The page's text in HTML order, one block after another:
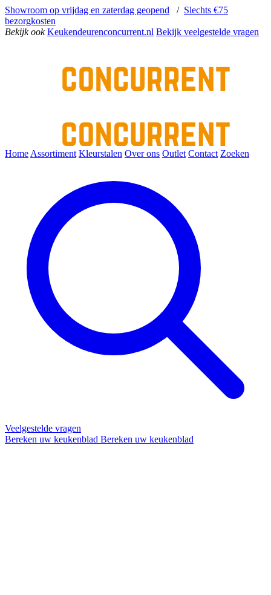
Showroom op vrijdag en zaterdag geopend / Slechts €75
bezorgkosten
Bekijk ook Keukendeurenconcurrent.nl Bekijk veelgestelde vragen
Home Assortiment Kleurstalen Over ons Outlet Contact Zoeken
Veelgestelde vragen
Bereken uw keukenblad Bereken uw keukenblad